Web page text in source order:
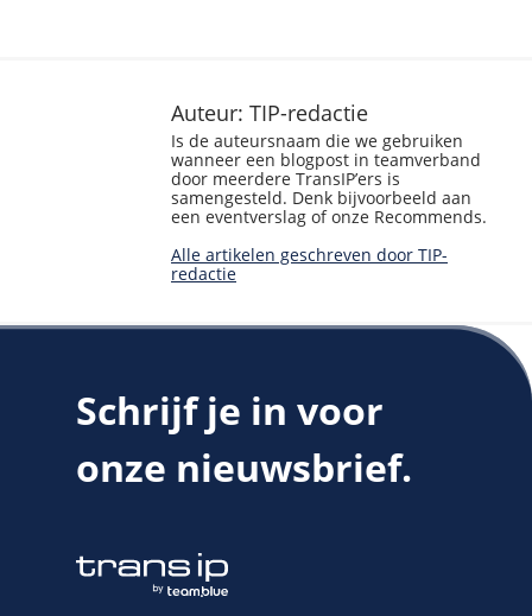
Auteur: TIP-redactie
Is de auteursnaam die we gebruiken
wanneer een blogpost in teamverband
door meerdere TransIP’ers is
samengesteld. Denk bijvoorbeeld aan
een eventverslag of onze Recommends.
Alle artikelen geschreven door TIP-
redactie
Schrijf je in voor
onze nieuwsbrief.